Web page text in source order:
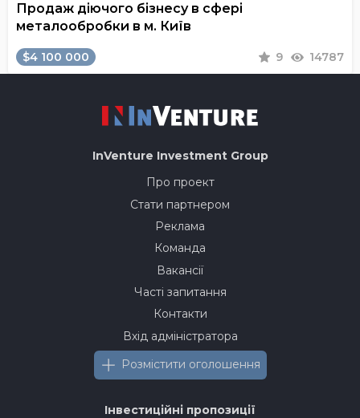
Продаж діючого бізнесу в сфері
металообробки в м. Київ
$4 100 000 9 14787
InVenture Investment Group
Про проект
Стати партнером
Реклама
Команда
Вакансії
Часті запитання
Контакти
Вхід адміністратора
Розмістити оголошення
Інвестиційні пропозиції